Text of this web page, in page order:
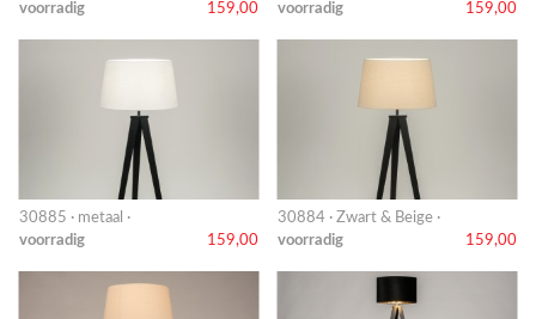
voorradig
159,00
voorradig
159,00
30885 · metaal ·
voorradig
159,00
30884 · Zwart & Beige ·
voorradig
159,00